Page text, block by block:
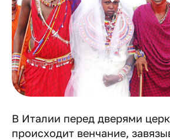
В Италии перед дверями
происходит венчание,